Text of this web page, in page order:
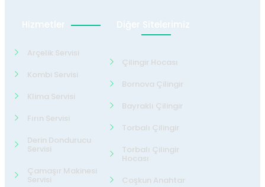
Hizmetler
Arçelik Servisi
Kombi Servisi
Klima Servisi
Fırın Servisi
Derin Dondurucu
Servisi
Çamaşır Makinesi
Servisi
Diğer Sitelerimiz
Çilingir Hocası
Bornova Çilingir
Bayraklı Çilingir
Torbalı Çilingir
Torbalı Çilingir
Hocası
Coşkun Anahtar